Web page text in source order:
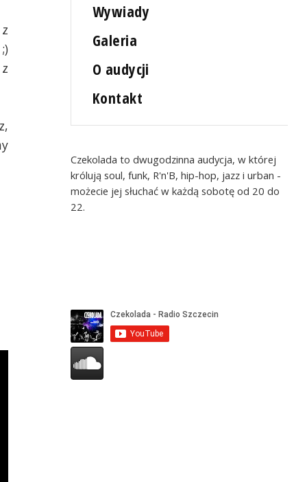
Wywiady
Galeria
O audycji
Kontakt
Czekolada to dwugodzinna audycja, w której
królują soul, funk, R'n'B, hip-hop, jazz i urban -
możecie jej słuchać w każdą sobotę od 20 do
22.